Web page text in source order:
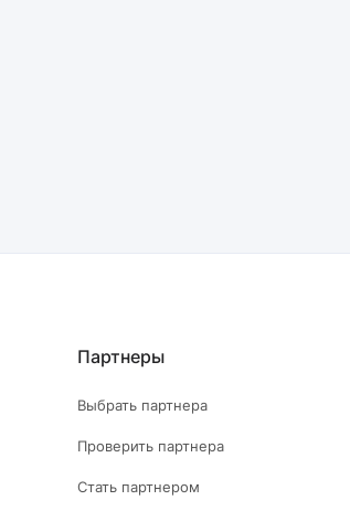
Партнеры
Выбрать партнера
Проверить партнера
Стать партнером